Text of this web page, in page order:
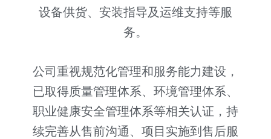
设备供货、安装指导及运维支持等服
务。
公司重视规范化管理和服务能力建设，
已取得质量管理体系、环境管理体系、
职业健康安全管理体系等相关认证，持
续完善从售前沟通、项目实施到售后服